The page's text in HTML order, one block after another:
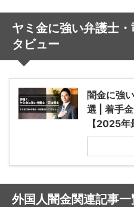
ヤミ金に強い弁護士
タビュー
闇金に強
選 | 着手
【2025年
外国人闇金関連記事一